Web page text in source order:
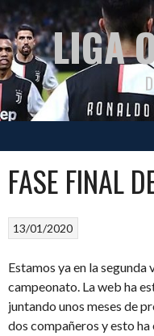
Saltar
al
contenidoLIGA
FASE FINAL
13/01/2020
Estamos ya en la
campeonato. La web ha
juntando unos meses de
dos compañeros y esto ha